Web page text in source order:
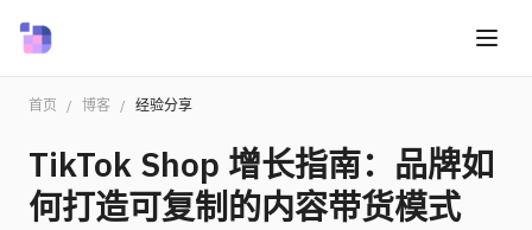
首页 / 博客 / 经验分享
TikTok Shop 增长指南：品牌如
何打造可复制的内容带货模式